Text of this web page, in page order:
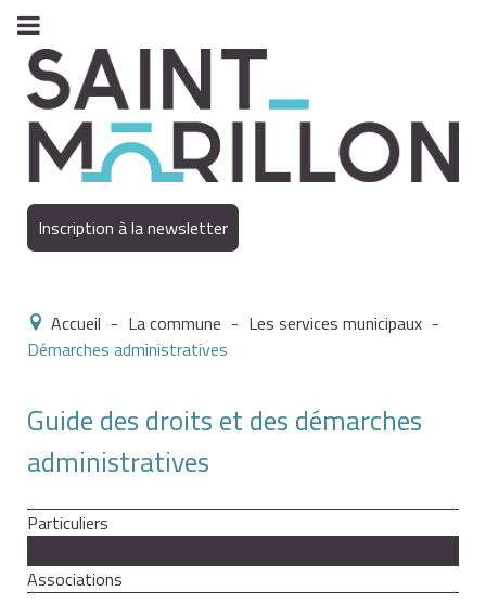
Inscription à la newsletter
Accueil - La commune - Les services municipaux -
Démarches administratives
Guide des droits et des démarches
administratives
Particuliers
Associations